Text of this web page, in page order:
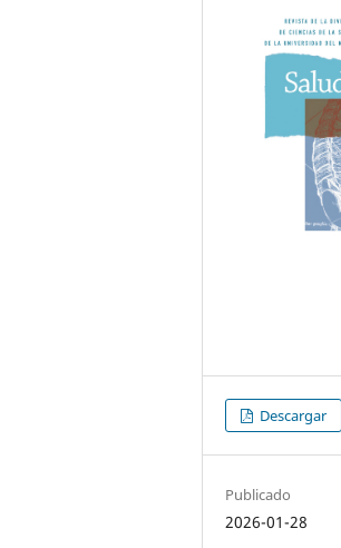
Descargar
Publicado
2026-01-28